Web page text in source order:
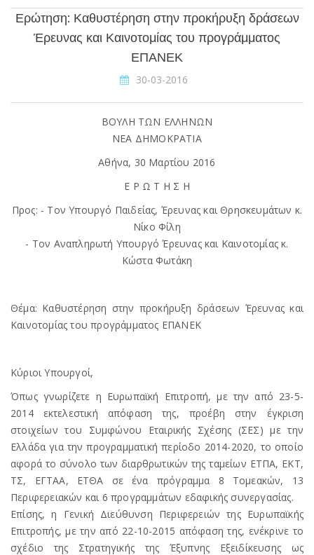
Ερώτηση: Καθυστέρηση στην προκήρυξη δράσεων
Έρευνας και Καινοτομίας του προγράμματος
ΕΠΑΝΕΚ
30-03-2016
ΒΟΥΛΗ ΤΩΝ ΕΛΛΗΝΩΝ
ΝΕΑ ΔΗΜΟΚΡΑΤΙΑ
Αθήνα, 30 Μαρτίου 2016
Ε Ρ Ω Τ Η Σ Η
Προς: - Τον Υπουργό Παιδείας, Έρευνας και Θρησκευμάτων κ.
Νίκο Φίλη
- Τον Αναπληρωτή Υπουργό Έρευνας και Καινοτομίας κ.
Κώστα Φωτάκη
Θέμα: Καθυστέρηση στην προκήρυξη δράσεων Έρευνας και
Καινοτομίας του προγράμματος ΕΠΑΝΕΚ
Κύριοι Υπουργοί,
Όπως γνωρίζετε η Ευρωπαϊκή Επιτροπή, με την από 23-5-
2014 εκτελεστική απόφαση της, προέβη στην έγκριση
στοιχείων του Συμφώνου Εταιρικής Σχέσης (ΣΕΣ) με την
Ελλάδα για την προγραμματική περίοδο 2014-2020, το οποίο
αφορά το σύνολο των διαρθρωτικών της ταμείων ΕΤΠΑ, ΕΚΤ,
ΤΣ, ΕΓΤΑΑ, ΕΤΘΑ σε ένα πρόγραμμα 8 Τομεακών, 13
Περιφερειακών και 6 προγραμμάτων εδαφικής συνεργασίας.
Επίσης, η Γενική Διεύθυνση Περιφερειών της Ευρωπαϊκής
Επιτροπής, με την από 22-10-2015 απόφαση της, ενέκρινε το
σχέδιο της Στρατηγικής της Έξυπνης Εξειδίκευσης ως